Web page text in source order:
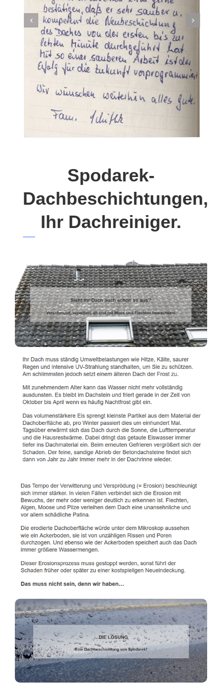
Spodarek-
Dachbeschichtungen,
Ihr Dachreiniger.